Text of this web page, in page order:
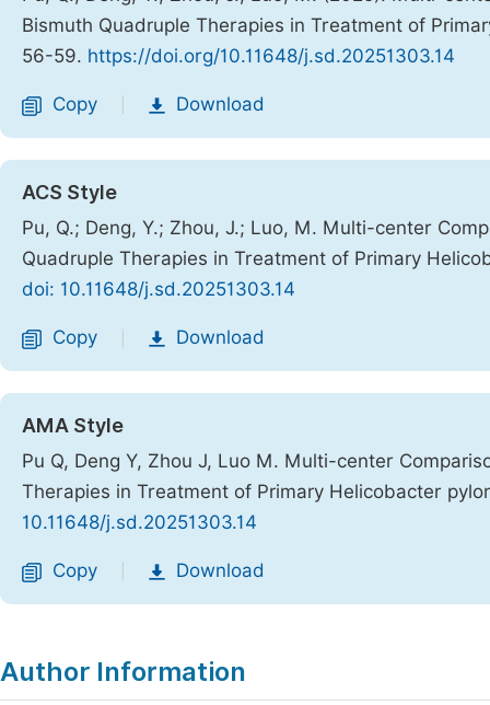
Bismuth Quadruple Therapies in Treatment of
56-59. https://doi.org/10.11648/j.sd.20251303.14
Copy Download
ACS Style
Pu, Q.; Deng, Y.; Zhou, J.; Luo, M. Multi-center
Quadruple Therapies in Treatment of Primary
doi: 10.11648/j.sd.20251303.14
Copy Download
AMA Style
Pu Q, Deng Y, Zhou J, Luo M. Multi-center
Therapies in Treatment of Primary Helicobacter
10.11648/j.sd.20251303.14
Copy Download
Author Information